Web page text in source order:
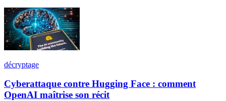
décryptage
Cyberattaque contre Hugging Face : comment
OpenAI maîtrise son récit